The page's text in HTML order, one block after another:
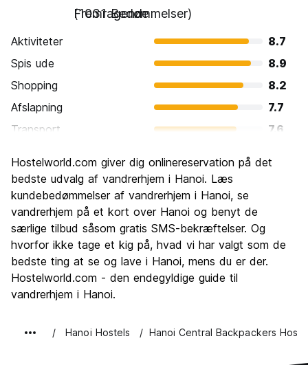
Fremragende
(1031 Bedømmelser)
Aktiviteter
8.7
Spis ude
8.9
Shopping
8.2
Afslapning
7.7
Transport
7.6
Kultur
Fester
Værdi for pengene
Hostelworld.com giver dig onlinereservation på det
bedste udvalg af vandrerhjem i Hanoi. Læs
kundebedømmelser af vandrerhjem i Hanoi, se
vandrerhjem på et kort over Hanoi og benyt de
særlige tilbud såsom gratis SMS-bekræftelser. Og
hvorfor ikke tage et kig på, hvad vi har valgt som de
bedste ting at se og lave i Hanoi, mens du er der.
Hostelworld.com - den endegyldige guide til
vandrerhjem i Hanoi.
Hanoi Hostels Hanoi Central Backpackers